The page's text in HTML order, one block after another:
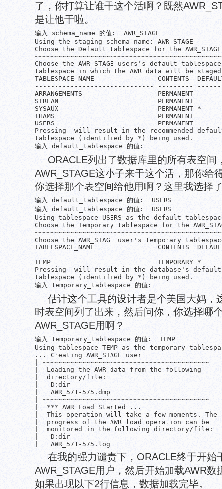
了，你打算让谁干这个活啊？既然
是让他干啦。
输入 schema_name 的值:  AWR_STAGE
Using the staging schema name: AWR_STAGE
Choose the Default tablespace for the
Choose the AWR_STAGE users's default
tablespace in which the AWR data will be
TABLESPACE_NAME                CONTENTS  DEFAULT
------------------------------ ---------
ARRANGEMENTS                   PERMANENT
STREAM                         PERMANENT
SYSAUX                         PERMANENT *
THAMS                          PERMANENT
USERS                          PERMANENT
Pressing  will result in the recommended
tablespace (identified by *) being used.
输入 default_tablespace 的值:
ORACLE列出了数据库里的所有表空间
AWR_STAGE这小子来干这个活，那你给
你选择那个表空间给他用啊？这里我选择
输入 default_tablespace 的值:  USERS
输入 default_tablespace 的值:  USERS
Using tablespace USERS as the default tablespace
Choose the Temporary tablespace for the
Choose the AWR_STAGE user's temporary
TABLESPACE_NAME                CONTENTS  DEFAULT
------------------------------ ---------
TEMP                           TEMPORARY *
Pressing  will result in the database's default
tablespace (identified by *) being used.
输入 temporary_tablespace 的值:
估计这个工具的设计者是个美国大妈，
时表空间列了出来，然后问你，你选择哪
AWR_STAGE用啊？
输入 temporary_tablespace 的值:  TEMP
Using tablespace TEMP as the temporary
... Creating AWR_STAGE user
| ~~~~~~~~~~~~~~~~~~~~~~~~~~~~~~~~~~~~~~~~~~
|  Loading the AWR data from the following
|  directory/file:
|   D:dir
|   AWR_571-575.dmp
| ~~~~~~~~~~~~~~~~~~~~~~~~~~~~~~~~~~~~~~~~~~
|  *** AWR Load Started ...
|  This operation will take a few moments. The
|  progress of the AWR load operation can be
|  monitored in the following directory/file:
|   D:dir
|   AWR_571-575.log
在我的强力谴责下，ORACLE终于开始
AWR_STAGE用户，然后开始加载AWR
如果出现以下2行信息，数据加载完毕。